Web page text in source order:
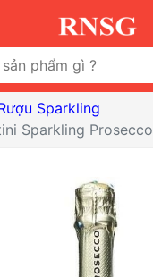
Sparkling
Sparkling Prosecco